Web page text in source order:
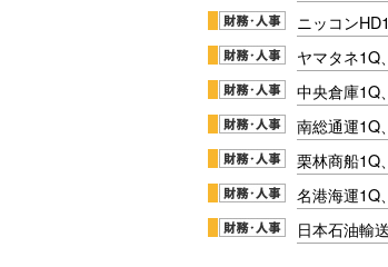
ニッコン
ヤマタネ1Q
中央倉庫1Q
南総通運1Q
栗林商船1Q
名港海運1Q
日本石油輸